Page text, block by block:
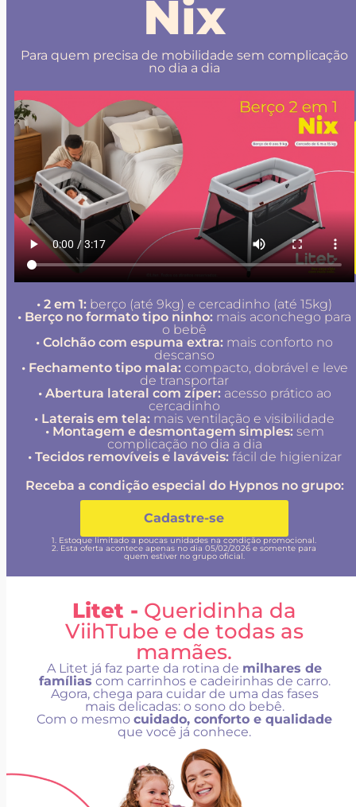
Nix
Para quem precisa de mobilidade sem complicação
no dia a dia
• 2 em 1: berço (até 9kg) e cercadinho (até 15kg)
• Berço no formato tipo ninho: mais aconchego para
o bebê
• Colchão com espuma extra: mais conforto no
descanso
• Fechamento tipo mala: compacto, dobrável e leve
de transportar
• Abertura lateral com zíper:acesso prático ao
cercadinho
• Laterais em tela: mais ventilação e visibilidade
• Montagem e desmontagem simples:sem
complicação no dia a dia
• Tecidos removíveis e laváveis:fácil de higienizar
Receba a condição especial do Hypnos no grupo:
Cadastre-se
1. Estoque limitado a poucas unidades na condição promocional.
2. Esta oferta acontece apenas no dia 05/02/2026 e somente para
quem estiver no grupo oficial.
Litet - Queridinha da
ViihTube e de todas as
mamães.
A Litet já faz parte da rotina de milhares de
famílias com carrinhos e cadeirinhas de carro.
Agora, chega para cuidar de uma das fases
mais delicadas: o sono do bebê.
Com o mesmo cuidado, conforto e qualidade
que você já conhece.